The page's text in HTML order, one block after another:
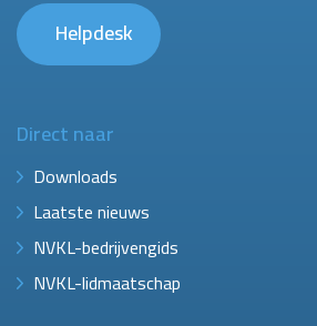
Helpdesk
Direct naar
Downloads
Laatste nieuws
NVKL-bedrijvengids
NVKL-lidmaatschap